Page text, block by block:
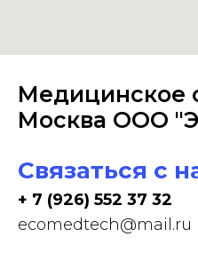
Медицинское
Москва ООО
Связаться с
+ 7 (926) 552 37 32
ecomedtech@mail.ru